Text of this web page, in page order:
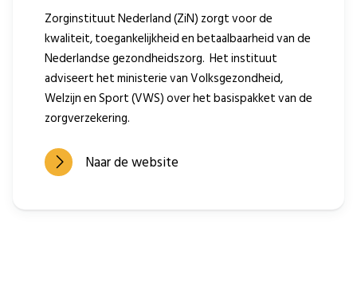
Zorginstituut Nederland (ZiN) zorgt voor de
kwaliteit, toegankelijkheid en betaalbaarheid van de
Nederlandse gezondheidszorg. Het instituut
adviseert het ministerie van Volksgezondheid,
Welzijn en Sport (VWS) over het basispakket van de
zorgverzekering.
Naar de website